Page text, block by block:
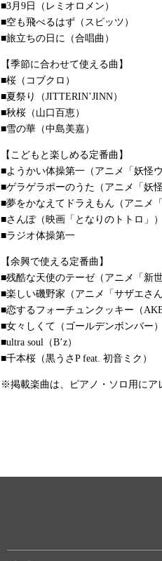
■3月9日（レミオロメン）
■空も飛べるはず（スピッツ）
■旅立ちの日に（合唱曲）
【季節に合わせて使える曲】
■桜（コブクロ）
■夏祭り（JITTERIN’JINN）
■秋桜（山口百恵）
■雪の華（中島美嘉）
【こどもと楽しめる定番曲】
■ようかい体操第一（アニメ「妖怪ウ
■ゲラゲラポーのうた（アニメ「妖
■夢をかなえてドラえもん（アニメ
■さんぽ（映画「となりのトトロ」）
■ラジオ体操第一
【余興で使える定番曲】
■残酷な天使のテーゼ（アニメ「新
■楽しい磯野家（アニメ「サザエさん
■恋するフォーチュンクッキー（
■女々しくて（ゴールデンボンバー）
■ultra soul（B’z）
■千本桜（黒うさP feat. 初音ミク）
※掲載楽曲は、ピアノ・ソロ用にア